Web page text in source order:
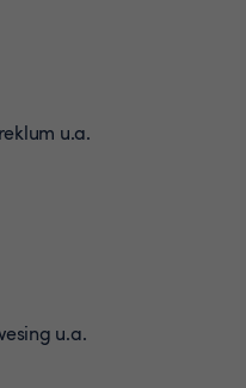
u.a.
u.a.